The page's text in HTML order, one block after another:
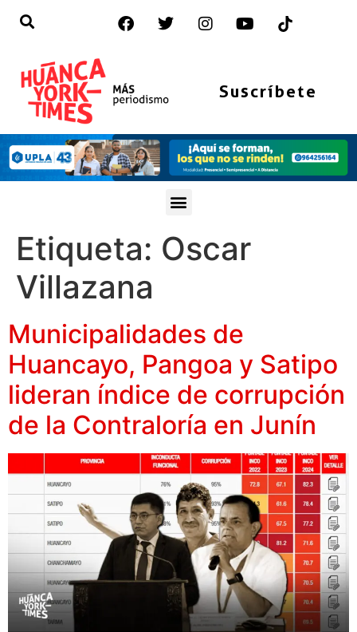
Suscríbete
Etiqueta: Oscar
Villazana
Municipalidades de
Huancayo, Pangoa y Satipo
lideran índice de corrupción
de la Contraloría en Junín